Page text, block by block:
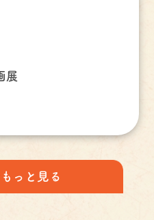
展
っと見る